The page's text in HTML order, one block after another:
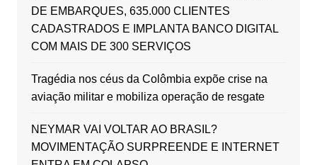
DE EMBARQUES, 635.000 CLIENTES
CADASTRADOS E IMPLANTA BANCO DIGITAL
COM MAIS DE 300 SERVIÇOS
Tragédia nos céus da Colômbia expõe crise na
aviação militar e mobiliza operação de resgate
NEYMAR VAI VOLTAR AO BRASIL?
MOVIMENTAÇÃO SURPREENDE E INTERNET